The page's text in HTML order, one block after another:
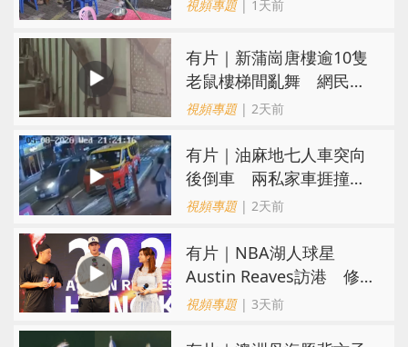
視頻專題| 1天前
有片｜新蒲崗唐樓逾10隻
老鼠樓梯間亂舞 網民嚇
親：每次經過都要好大勇
視頻專題| 2天前
有片｜油麻地七人車突向
後倒車 兩私家車捱撞
司機不顧而去
視頻專題| 2天前
有片｜NBA湖人球星
Austin Reaves訪港 修
頓與青少年交流球技
視頻專題| 3天前